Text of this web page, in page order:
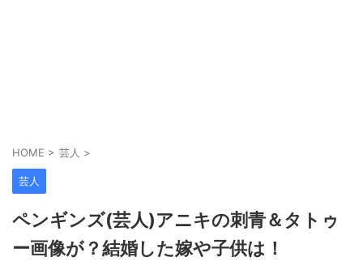
HOME > 芸人 >
芸人
ペンギンズ(芸人)アニキの刺青＆タトゥ
ー画像が？結婚した嫁や子供は！